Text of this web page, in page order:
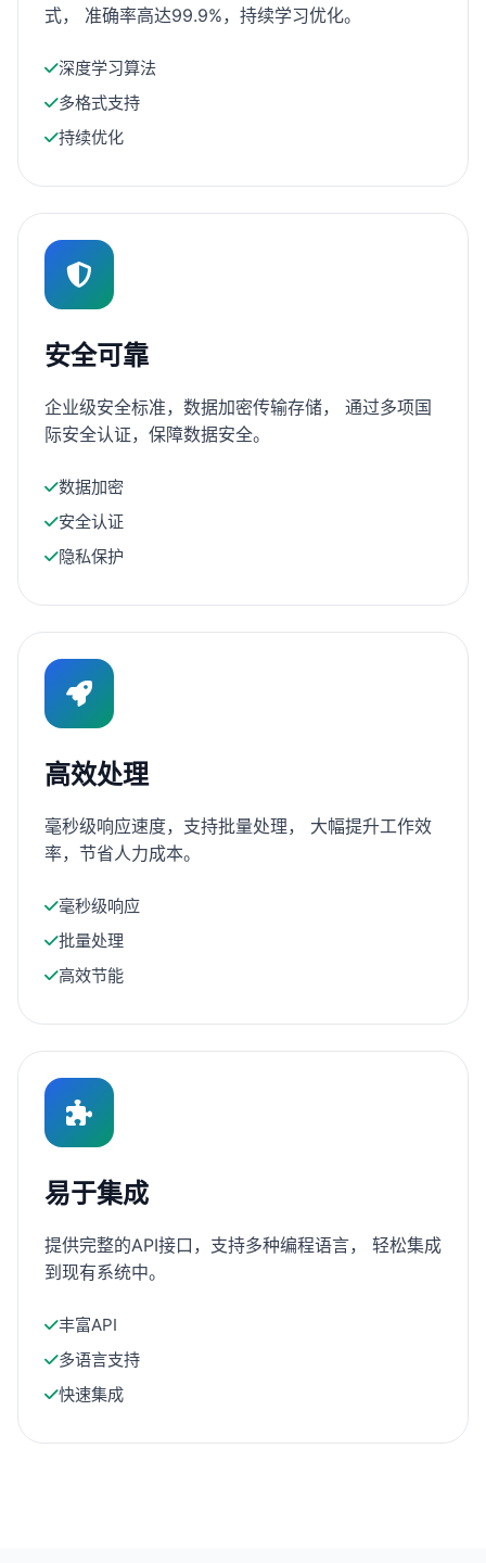
式， 准确率高达99.9%，持续学习优化。
深度学习算法
多格式支持
持续优化
安全可靠
企业级安全标准，数据加密传输存储， 通过多项国
际安全认证，保障数据安全。
数据加密
安全认证
隐私保护
高效处理
毫秒级响应速度，支持批量处理， 大幅提升工作效
率，节省人力成本。
毫秒级响应
批量处理
高效节能
易于集成
提供完整的API接口，支持多种编程语言， 轻松集成
到现有系统中。
丰富API
多语言支持
快速集成